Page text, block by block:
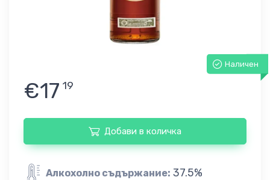
Наличен
€17 19
Добави в количка
Алкохолно съдържание: 37.5%